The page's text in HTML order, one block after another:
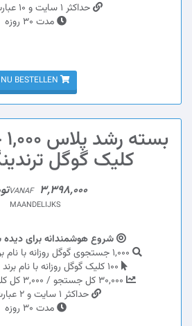
حداکثر 1 سایت و 10 عبارت کلیدی
مدت 30 روزه
NU BESTELLEN
کلیک گوگل
VANAF 3,398,000تومان
MAANDELIJKS
شروع هوشمندانه برای
حداکثر 1 سایت و 2 عبارت کلیدی
مدت 30 روزه